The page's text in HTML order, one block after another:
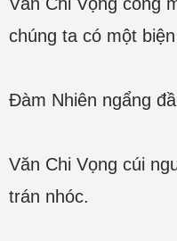
chúng ta có một
Đàm Nhiên ngẩng
Văn Chi Vọng cúi
trán nhóc.